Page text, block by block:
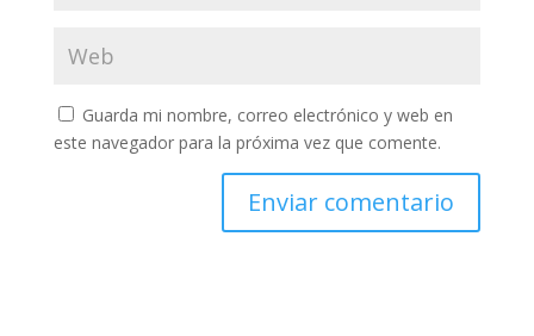
Guarda mi nombre, correo electrónico y web en
este navegador para la próxima vez que comente.